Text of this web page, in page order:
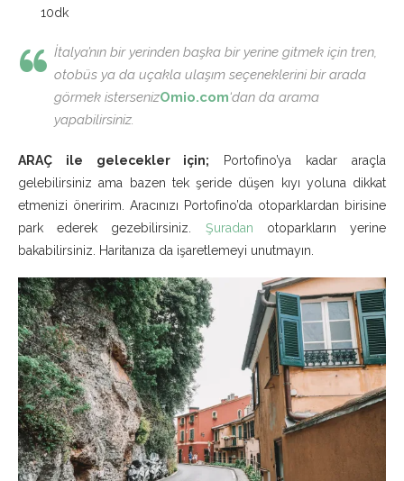
10dk
İtalya’nın bir yerinden başka bir yerine gitmek için tren,
otobüs ya da uçakla ulaşım seçeneklerini bir arada
görmek istersenizOmio.com‘dan da arama
yapabilirsiniz.
ARAÇ ile gelecekler için; Portofino’ya kadar araçla
gelebilirsiniz ama bazen tek şeride düşen kıyı yoluna dikkat
etmenizi öneririm. Aracınızı Portofino’da otoparklardan birisine
park ederek gezebilirsiniz.
Şuradan otoparkların yerine
bakabilirsiniz. Haritanıza da işaretlemeyi unutmayın.